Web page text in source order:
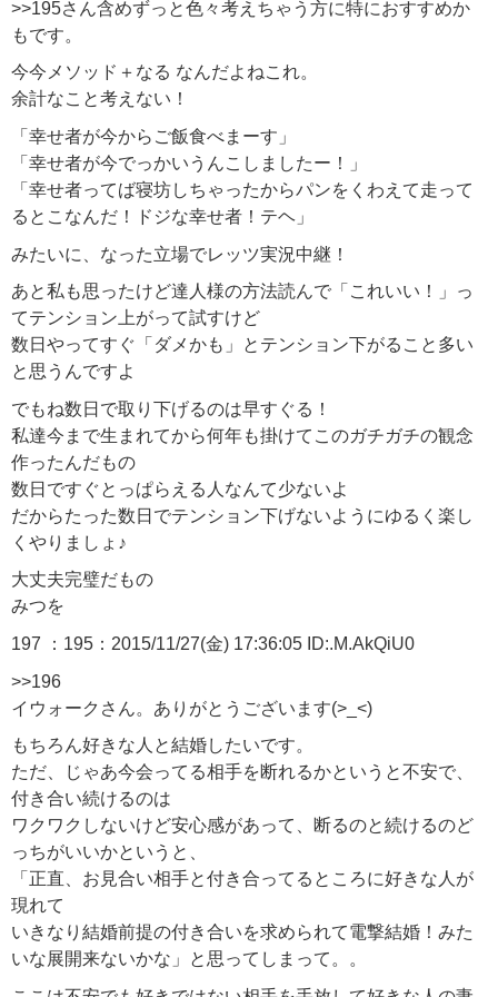
>>195さん含めずっと色々考えちゃう方に特におすすめか
もです。
今今メソッド＋なる なんだよねこれ。
余計なこと考えない！
「幸せ者が今からご飯食べまーす」
「幸せ者が今でっかいうんこしましたー！」
「幸せ者ってば寝坊しちゃったからパンをくわえて走って
るとこなんだ！ドジな幸せ者！テヘ」
みたいに、なった立場でレッツ実況中継！
あと私も思ったけど達人様の方法読んで「これいい！」っ
てテンション上がって試すけど
数日やってすぐ「ダメかも」とテンション下がること多い
と思うんですよ
でもね数日で取り下げるのは早すぐる！
私達今まで生まれてから何年も掛けてこのガチガチの観念
作ったんだもの
数日ですぐとっぱらえる人なんて少ないよ
だからたった数日でテンション下げないようにゆるく楽し
くやりましょ♪
大丈夫完璧だもの
みつを
197 ：195：2015/11/27(金) 17:36:05 ID:.M.AkQiU0
>>196
イウォークさん。ありがとうございます(>_<)
もちろん好きな人と結婚したいです。
ただ、じゃあ今会ってる相手を断れるかというと不安で、
付き合い続けるのは
ワクワクしないけど安心感があって、断るのと続けるのど
っちがいいかというと、
「正直、お見合い相手と付き合ってるところに好きな人が
現れて
いきなり結婚前提の付き合いを求められて電撃結婚！みた
いな展開来ないかな」と思ってしまって。。